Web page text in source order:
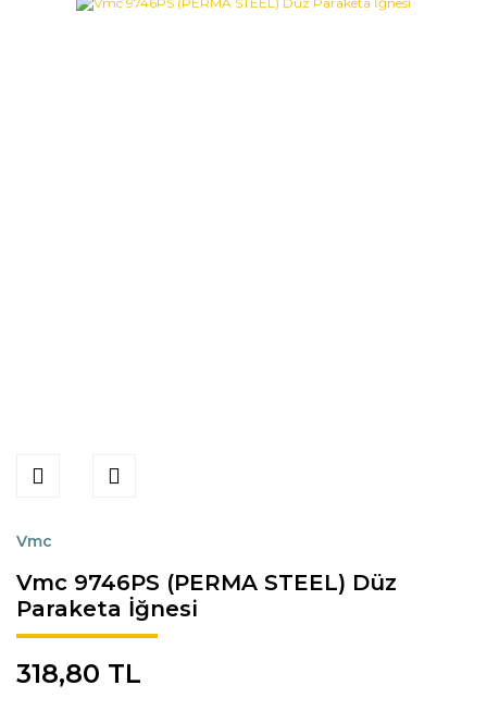
Vmc
Vmc 9746PS (PERMA STEEL) Düz
Paraketa İğnesi
318,80 TL